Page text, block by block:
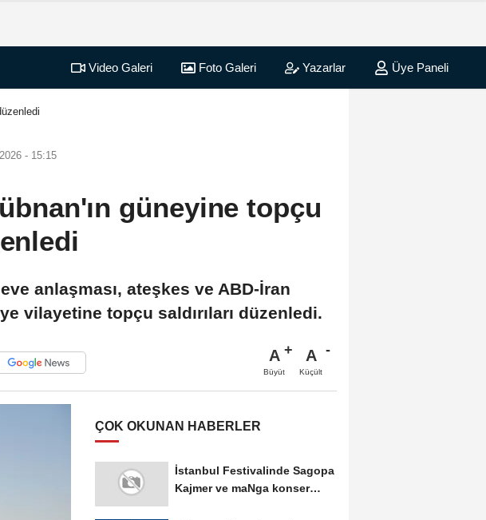
Video Galeri Foto Galeri Yazarlar Üye Paneli
- 15:15
güneyine topçu
anlaşması, ateşkes ve ABD-İran
vilayetine topçu saldırıları düzenledi.
A
Büyüt
A
Küçült
ÇOK OKUNAN HABERLER
İstanbul Festivalinde Sagopa
Kajmer ve maNga konser